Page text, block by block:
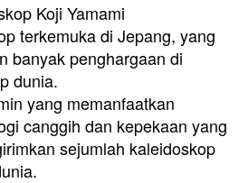
Koji Yamami
terkemuka di Jepang, yang
banyak penghargaan di
dunia.
yang memanfaatkan
canggih dan kepekaan yang
sejumlah kaleidoskop